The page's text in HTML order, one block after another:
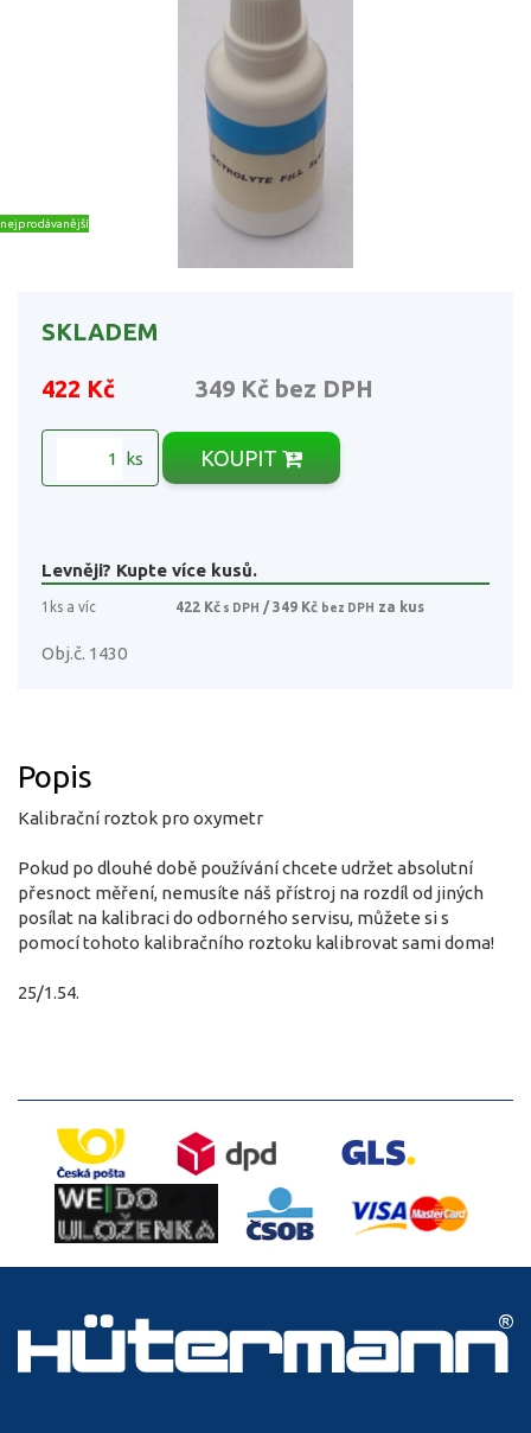
nejprodávanější
SKLADEM
422 Kč 349 Kč bez DPH
ks KOUPIT
Levněji? Kupte více kusů.
1ks a víc 422 Kč s DPH / 349 Kč bez DPH za kus
Obj.č. 1430
Popis
Kalibrační roztok pro oxymetr
Pokud po dlouhé době používání chcete udržet absolutní
přesnoct měření, nemusíte náš přístroj na rozdíl od jiných
posílat na kalibraci do odborného servisu, můžete si s
pomocí tohoto kalibračního roztoku kalibrovat sami doma!
25/1.54.